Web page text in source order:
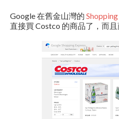
Google 在舊金山灣的
直接買 Costco 的商品了，而且